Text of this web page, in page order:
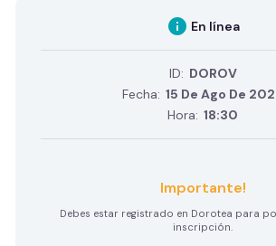
info En línea
ID: DOROV
Fecha: 15 De Ago De
Hora: 18:30
Importante!
Debes estar registrado en Dorotea para
inscripción.